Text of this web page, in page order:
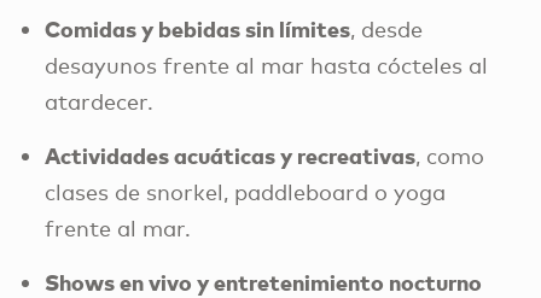
Comidas y bebidas sin límites, desde
desayunos frente al mar hasta cócteles al
atardecer.
Actividades acuáticas y recreativas, como
clases de snorkel, paddleboard o yoga
frente al mar.
Shows en vivo y entretenimiento nocturno